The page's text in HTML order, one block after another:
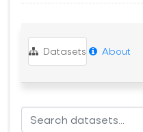
Datasets About